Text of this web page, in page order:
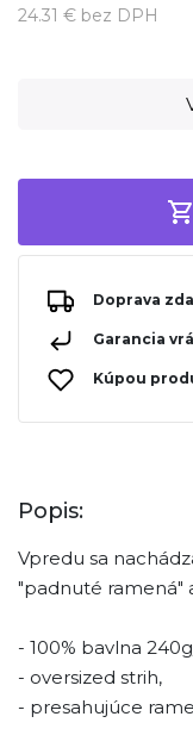
24.31 € bez DPH
Doprava
Garancia
Kúpou
Popis:
Vpredu sa
"padnuté ramená"
- 100% bavlna
- oversized strih,
- presahujúce